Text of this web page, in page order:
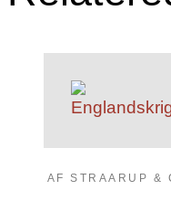
AF STRAARUP &